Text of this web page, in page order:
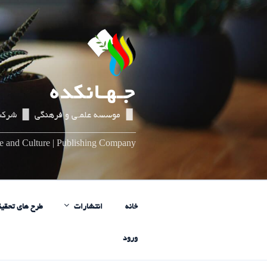
رفتن
جـهـانکده
▌▐ موسسه علمـی و فرهنگی ▌▐
and Culture | Publishing Company
خانه انتشارات طرح های
ورود